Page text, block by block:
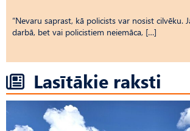
“Nevaru saprast, kā policists var nosist cilvēku.
darbā, bet vai policistiem neiemāca, […]
Lasītākie raksti